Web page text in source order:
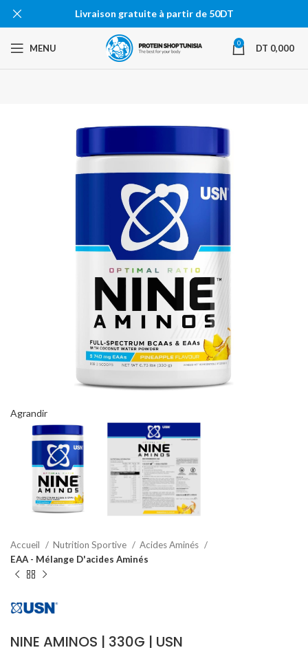
MENU 0 DT 0,000
Agrandir
Accueil Nutrition Sportive
Acides Aminés
EAA - Mélange D'acides Aminés
NINE AMINOS | 330G | USN
Livraison gratuite à partir de 50DT